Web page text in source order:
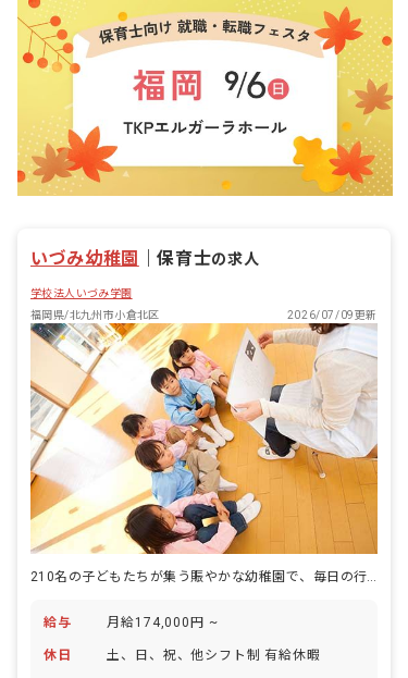
いづみ幼稚園 ｜保育士の求人
学校法人いづみ学園
福岡県/北九州市小倉北区
2026/07/09更新
210名の子どもたちが集う賑やかな幼稚園で、毎日の行事や活動を共につくっていけます。
給与 月給174,000円 ~
休日 土、日、祝、他シフト制 有給休暇